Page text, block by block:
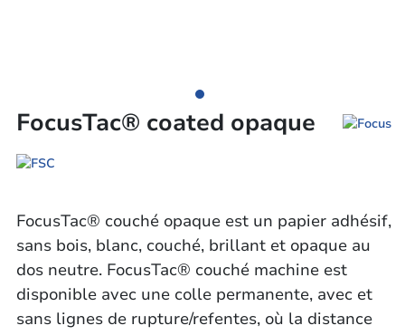
FocusTac® coated opaque
FocusTac® couché opaque est un papier adhésif,
sans bois, blanc, couché, brillant et opaque au
dos neutre. FocusTac® couché machine est
disponible avec une colle permanente, avec et
sans lignes de rupture/refentes, où la distance